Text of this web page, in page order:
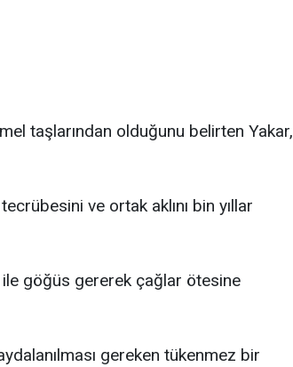
taşlarından olduğunu belirten Yakar,
ve ortak aklını bin yıllar
ile göğüs gererek çağlar ötesine
gereken tükenmez bir